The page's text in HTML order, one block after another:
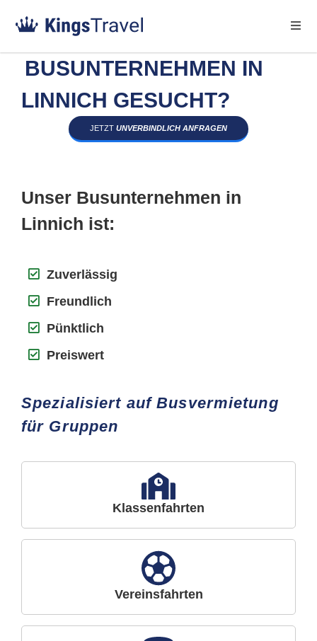
BUSUNTERNEHMEN IN
LINNICH GESUCHT?
JETZT UNVERBINDLICH ANFRAGEN
Unser Busunternehmen in
Linnich ist:
Zuverlässig
Freundlich
Pünktlich
Preiswert
Spezialisiert auf Busvermietung
für Gruppen
Klassenfahrten
Vereinsfahrten